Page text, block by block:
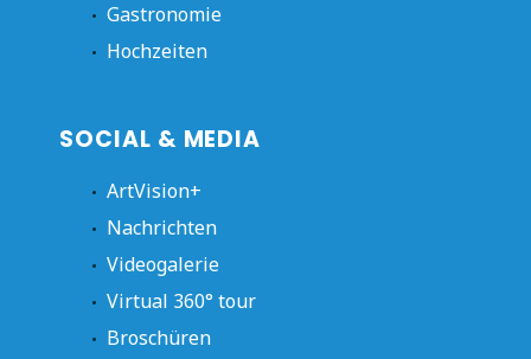
Gastronomie
Hochzeiten
SOCIAL & MEDIA
ArtVision+
Nachrichten
Videogalerie
Virtual 360° tour
Broschüren